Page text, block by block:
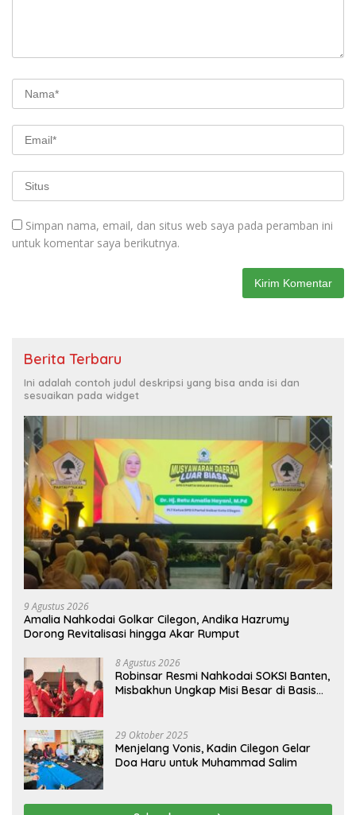
Simpan nama, email, dan situs web saya pada peramban ini
untuk komentar saya berikutnya.
Berita Terbaru
Ini adalah contoh judul deskripsi yang bisa anda isi dan
sesuaikan pada widget
9 Agustus 2026
Amalia Nahkodai Golkar Cilegon, Andika Hazrumy
Dorong Revitalisasi hingga Akar Rumput
8 Agustus 2026
Robinsar Resmi Nahkodai SOKSI Banten,
Misbakhun Ungkap Misi Besar di Basis
29 Oktober 2025
Menjelang Vonis, Kadin Cilegon Gelar
Doa Haru untuk Muhammad Salim